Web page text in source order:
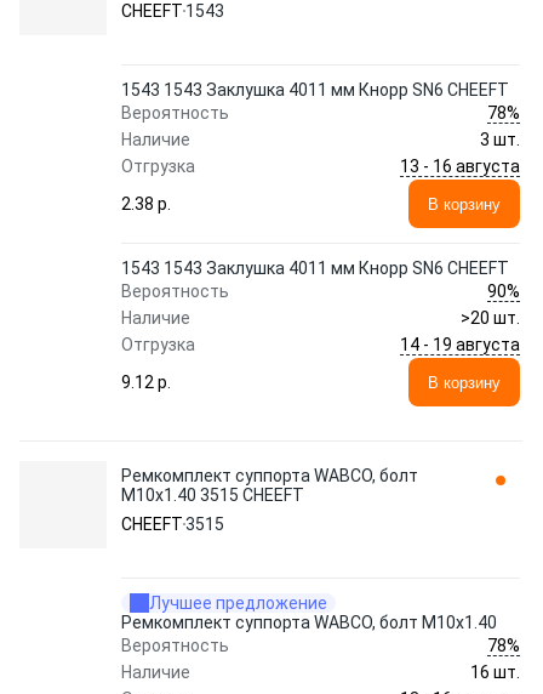
CHEEFT 1543
1543 1543 Заклушка 4011 мм Кнорр SN6 CHEEFT
Вероятность
78%
Наличие
3 шт.
Отгрузка
13 - 16 августа
2.38 p.
В корзину
1543 1543 Заклушка 4011 мм Кнорр SN6 CHEEFT
Вероятность
90%
Наличие
>20 шт.
Отгрузка
14 - 19 августа
9.12 p.
В корзину
Ремкомплект суппорта WABCO, болт
М10х1.40 3515 CHEEFT
CHEEFT3515
Лучшее предложение
Ремкомплект суппорта WABCO, болт М10х1.40
Вероятность
78%
Наличие
16 шт.